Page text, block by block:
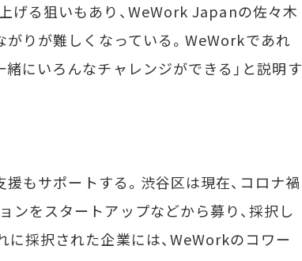
げる狙いもあり、WeWork Japanの佐々木
がりが難しくなっている。WeWorkであれ
にいろんなチャレンジができる」と説明す
もサポートする。渋谷区は現在、コロナ禍
ンをスタートアップなどから募り、採択し
に採択された企業には、WeWorkのコワー